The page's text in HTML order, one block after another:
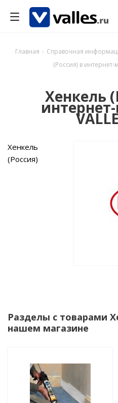
Главная - Справочная
(Россия) в интернет-
Хенкель
Хенкель
(Россия)
Разделы с товарами
нашем магазине